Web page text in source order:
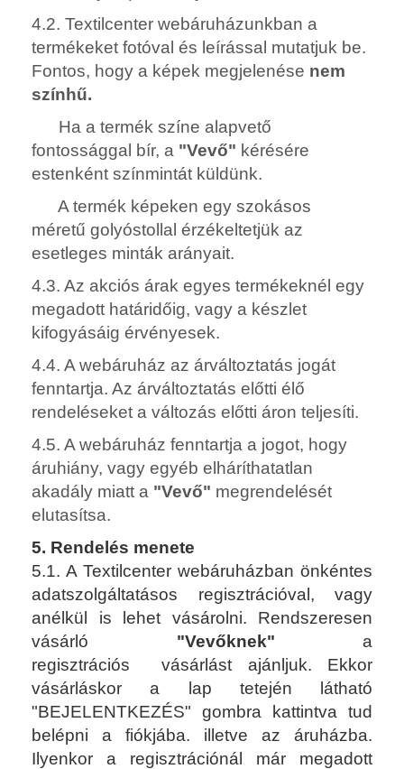
4.2. Textilcenter webáruházunkban a
termékeket fotóval és leírással mutatjuk be.
Fontos, hogy a képek megjelenése nem
színhű.
Ha a termék színe alapvető
fontossággal bír, a "Vevő" kérésére
estenként színmintát küldünk.
A termék képeken egy szokásos
méretű golyóstollal érzékeltetjük az
esetleges minták arányait.
4.3. Az akciós árak egyes termékeknél egy
megadott határidőig, vagy a készlet
kifogyásáig érvényesek.
4.4. A webáruház az árváltoztatás jogát
fenntartja. Az árváltoztatás előtti élő
rendeléseket a változás előtti áron teljesíti.
4.5. A webáruház fenntartja a jogot, hogy
áruhiány, vagy egyéb elháríthatatlan
akadály miatt a "Vevő" megrendelését
elutasítsa.
5. Rendelés menete
5.1. A Textilcenter webáruházban önkéntes
adatszolgáltatásos regisztrációval, vagy
anélkül is lehet vásárolni. Rendszeresen
vásárló "Vevőknek" a
regisztrációs vásárlást ajánljuk. Ekkor
vásárláskor a lap tetején látható
"BEJELENTKEZÉS" gombra kattintva tud
belépni a fiókjába. illetve az áruházba.
Ilyenkor a regisztrációnál már megadott